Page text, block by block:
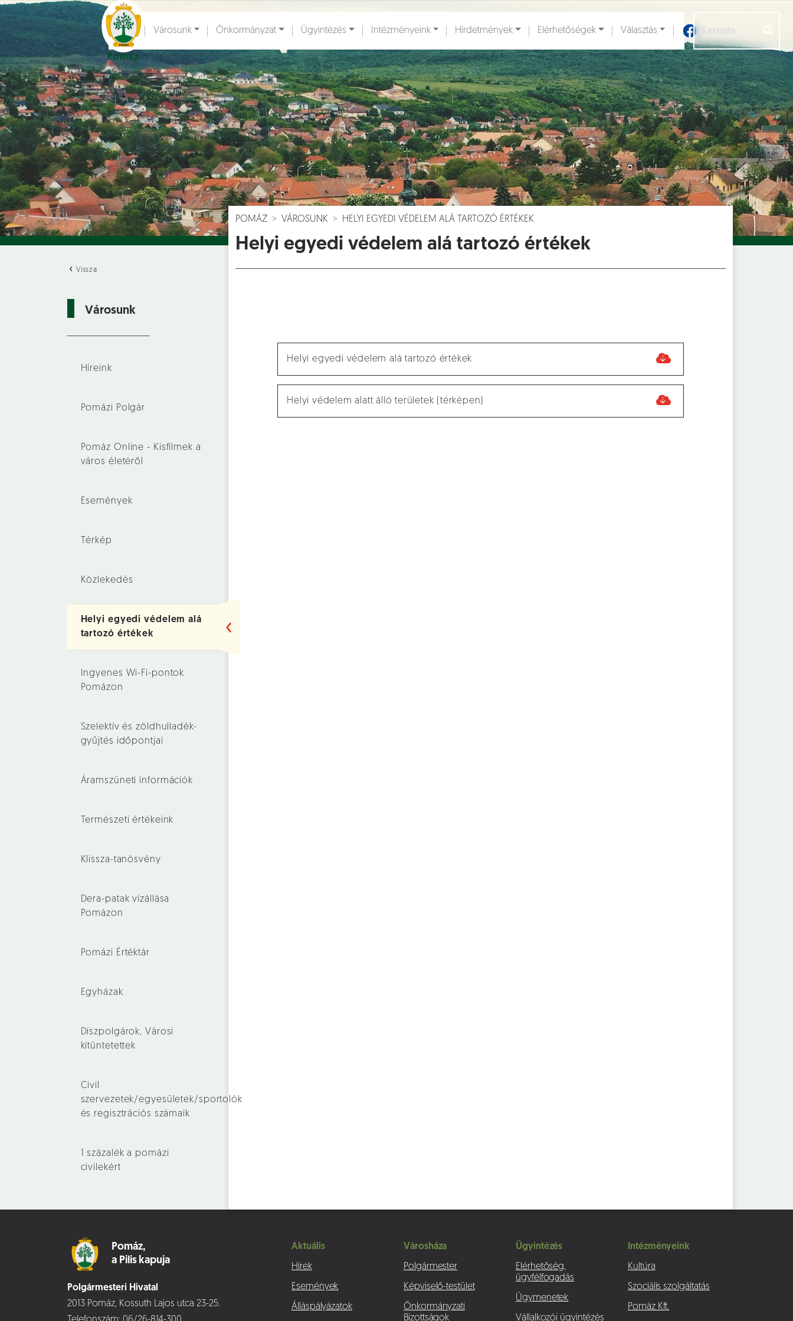
Pomáz
Ugrás a fő tartalomhoz
Városunk Önkormányzat Ügyintézés Intézményeink Hirdetmények Elérhetőségek Választás
Vissza
Városunk
Híreink
Pomázi Polgár
Pomáz Online - Kisfilmek a
város életéről
Események
Térkép
Közlekedés
Helyi egyedi védelem alá
tartozó értékek
Ingyenes Wi-Fi-pontok
Pomázon
Szelektív és zöldhulladék-
gyűjtés időpontjai
Áramszüneti információk
Természeti értékeink
Klissza-tanösvény
Dera-patak vízállása
Pomázon
Pomázi Értéktár
Egyházak
Díszpolgárok, Városi
kitüntetettek
Civil
szervezetek/egyesületek/sportolók
és regisztrációs számaik
1 százalék a pomázi
civilekért
POMÁZ VÁROSUNK HELYI EGYEDI VÉDELEM ALÁ TARTOZÓ ÉRTÉKEK
Helyi egyedi védelem alá tartozó értékek
Helyi egyedi védelem alá tartozó értékek
Helyi védelem alatt álló területek (térképen)
Pomáz,
a Pilis kapuja
Polgármesteri Hivatal
2013 Pomáz, Kossuth Lajos utca 23-25.
Aktuális
Hírek
Események
Álláspályázatok
Városháza
Polgármester
Képviselő-testület
Önkormányzati
Bizottságok
Ügyintézés
Elérhetőség,
ügyfélfogadás
Ügymenetek
Vállalkozói ügyintézés
Intézményeink
Kultúra
Szociális szolgáltatás
Pomáz Kft.
Hírek [] Események [ ] Dokumentumok [] Aloldalak []